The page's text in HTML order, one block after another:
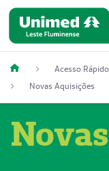
Acesso Rápido
Novas Aquisições